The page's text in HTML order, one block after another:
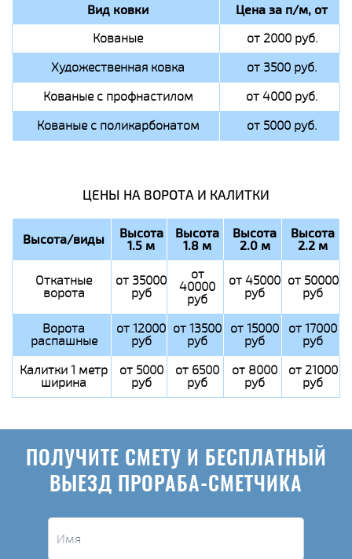
Вид ковки Цена за п/м, от
Кованые
от 2000 руб.
Художественная ковка
от 3500 руб.
Кованые с профнастилом
от 4000 руб.
Кованые с поликарбонатом
от 5000 руб.
ЦЕНЫ НА ВОРОТА И КАЛИТКИ
Высота/виды Высота
1.5 м
Высота
1.8 м
Высота
2.0 м
Высота
2.2 м
Откатные
ворота
от 35000
руб
от
40000
руб
от 45000
руб
от 50000
руб
Ворота
распашные
от 12000
руб
от 13500
руб
от 15000
руб
от 17000
руб
Калитки 1 метр
ширина
от 5000
руб
от 6500
руб
от 8000
руб
от 21000
руб
ПОЛУЧИТЕ СМЕТУ И БЕСПЛАТНЫЙ
ВЫЕЗД ПРОРАБА-СМЕТЧИКА